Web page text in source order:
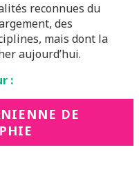
reconnues du
des
mais dont la
aujourd’hui.
:
DE